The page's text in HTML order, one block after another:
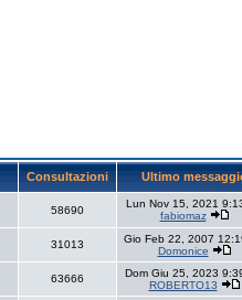
Consultazioni Ultimo
58690
Lun Nov 15, 2021
fabiomaz
31013
Gio Feb 22, 2007
Domonice
63666
Dom Giu 25, 2023
ROBERTO13